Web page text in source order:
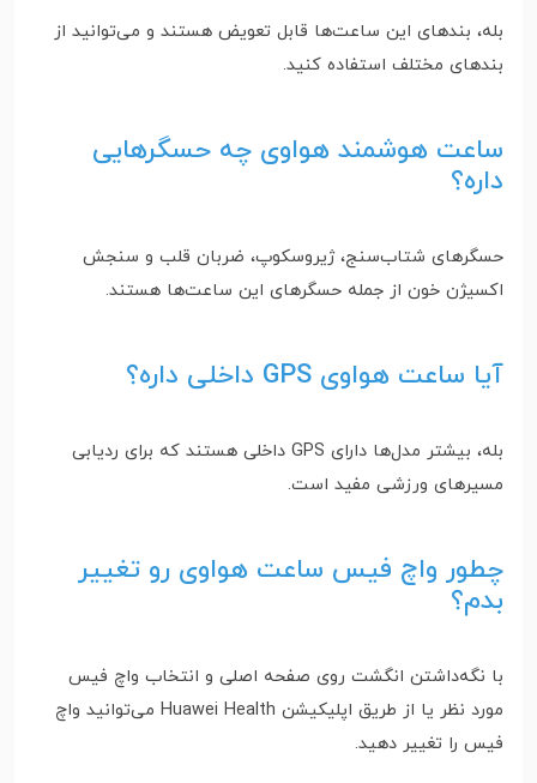
بله، بندهای این ساعت‌ها قابل تعویض هستند و می‌توانید از
بندهای مختلف استفاده کنید.
ساعت هوشمند هواوی چه حسگرهایی
داره؟
حسگرهای شتاب‌سنج، ژیروسکوپ، ضربان قلب و سنجش
اکسیژن خون از جمله حسگرهای این ساعت‌ها هستند.
آیا ساعت هواوی GPS داخلی داره؟
بله، بیشتر مدل‌ها دارای GPS داخلی هستند که برای ردیابی
مسیرهای ورزشی مفید است.
چطور واچ فیس ساعت هواوی رو تغییر
بدم؟
با نگه‌داشتن انگشت روی صفحه اصلی و انتخاب واچ فیس
مورد نظر یا از طریق اپلیکیشن Huawei Health می‌توانید واچ
فیس را تغییر دهید.